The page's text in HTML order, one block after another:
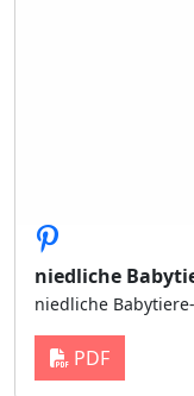
niedliche
niedliche
PDF